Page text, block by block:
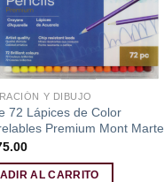
Y DIBUJO
72 Lápices de Color
Premium Mont Marte
AL CARRITO